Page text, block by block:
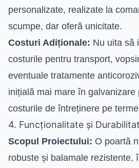
personalizate, realizate la
scumpe, dar oferă unicitate.
Costuri Adiționale: Nu uita să
costurile pentru transport,
eventuale tratamente
inițială mai mare în galvanizare
costurile de întreținere pe
4. Funcționalitate și
Scopul Proiectului: O poartă
robuste și balamale rezistente,